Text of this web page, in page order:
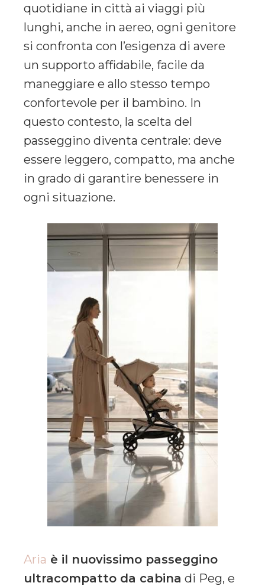
quotidiane in città ai viaggi più
lunghi, anche in aereo, ogni genitore
si confronta con l’esigenza di avere
un supporto affidabile, facile da
maneggiare e allo stesso tempo
confortevole per il bambino. In
questo contesto, la scelta del
passeggino diventa centrale: deve
essere leggero, compatto, ma anche
in grado di garantire benessere in
ogni situazione.
Aria è il nuovissimo passeggino
ultracompatto da cabina di Peg, e